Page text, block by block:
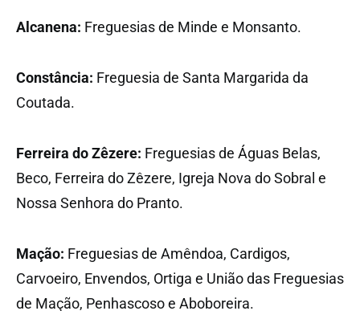
Alcanena: Freguesias de Minde e Monsanto.
Constância: Freguesia de Santa Margarida da
Coutada.
Ferreira do Zêzere: Freguesias de Águas Belas,
Beco, Ferreira do Zêzere, Igreja Nova do Sobral e
Nossa Senhora do Pranto.
Mação: Freguesias de Amêndoa, Cardigos,
Carvoeiro, Envendos, Ortiga e União das Freguesias
de Mação, Penhascoso e Aboboreira.